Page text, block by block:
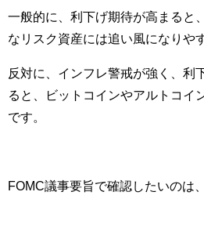
一般的に、利下げ期待が高まると
なリスク資産には追い風になりや
反対に、インフレ警戒が強く、利
ると、ビットコインやアルトコイ
です。
FOMC議事要旨で確認したいのは